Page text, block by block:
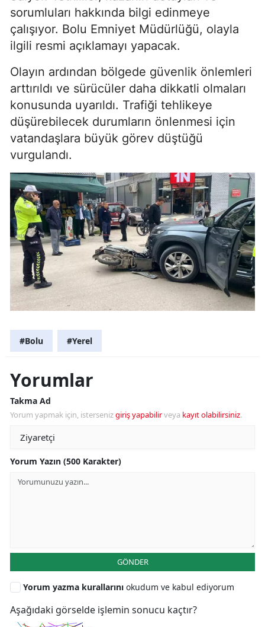
sorumluları hakkında bilgi edinmeye
çalışıyor. Bolu Emniyet Müdürlüğü, olayla
ilgili resmi açıklamayı yapacak.
Olayın ardından bölgede güvenlik önlemleri
arttırıldı ve sürücüler daha dikkatli olmaları
konusunda uyarıldı. Trafiği tehlikeye
düşürebilecek durumların önlenmesi için
vatandaşlara büyük görev düştüğü
vurgulandı.
#Bolu #Yerel
Yorumlar
Takma Ad
Yorum yapmak için, istersenizgiriş yapabilirveya kayıt olabilirsiniz.
Yorum Yazın (500 Karakter)
GÖNDER
Yorum yazma kurallarını okudum ve kabul ediyorum
Aşağıdaki görselde işlemin sonucu kaçtır?